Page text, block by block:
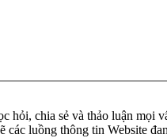
chia sẻ và thảo luận mọi
luồng thông tin Website